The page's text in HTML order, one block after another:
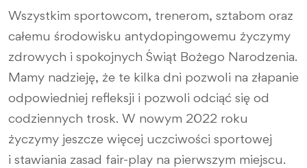
Wszystkim sportowcom, trenerom, sztabom oraz
całemu środowisku antydopingowemu życzymy
zdrowych i spokojnych Świąt Bożego Narodzenia.
Mamy nadzieję, że te kilka dni pozwoli na złapanie
odpowiedniej refleksji i pozwoli odciąć się od
codziennych trosk. W nowym 2022 roku
życzymy jeszcze więcej uczciwości sportowej
i stawiania zasad fair-play na pierwszym miejscu.